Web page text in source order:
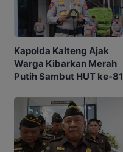
Kapolda Kalteng Ajak
Warga Kibarkan Merah
Putih Sambut HUT ke-81